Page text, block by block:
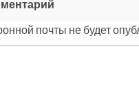
почты не будет